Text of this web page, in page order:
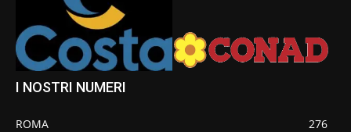
I NOSTRI NUMERI
ROMA
276